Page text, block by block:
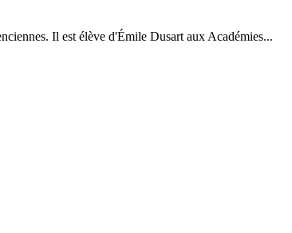
Il est élève d'Émile Dusart aux Académies...